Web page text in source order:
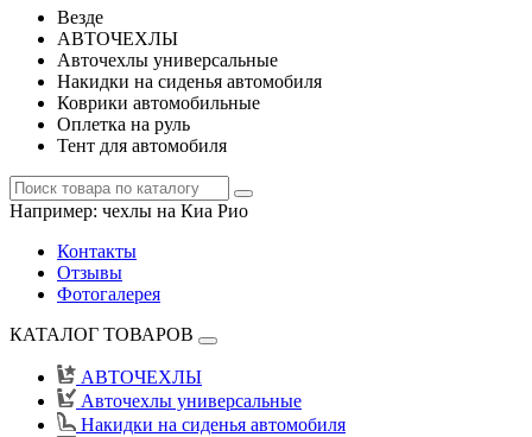
Везде
АВТОЧЕХЛЫ
Авточехлы универсальные
Накидки на сиденья автомобиля
Коврики автомобильные
Оплетка на руль
Тент для автомобиля
Например: чехлы на Киа Рио
Контакты
Отзывы
Фотогалерея
КАТАЛОГ ТОВАРОВ
АВТОЧЕХЛЫ
Авточехлы универсальные
Накидки на сиденья автомобиля